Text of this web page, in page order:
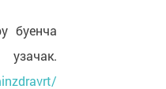
буенча